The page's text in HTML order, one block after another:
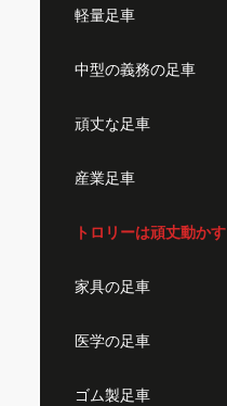
軽量足車
中型の義務の足車
頑丈な足車
産業足車
トロリーは頑丈動かす
家具の足車
医学の足車
ゴム製足車